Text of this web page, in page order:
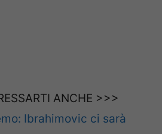
ANCHE >>>
Ibrahimovic ci sarà